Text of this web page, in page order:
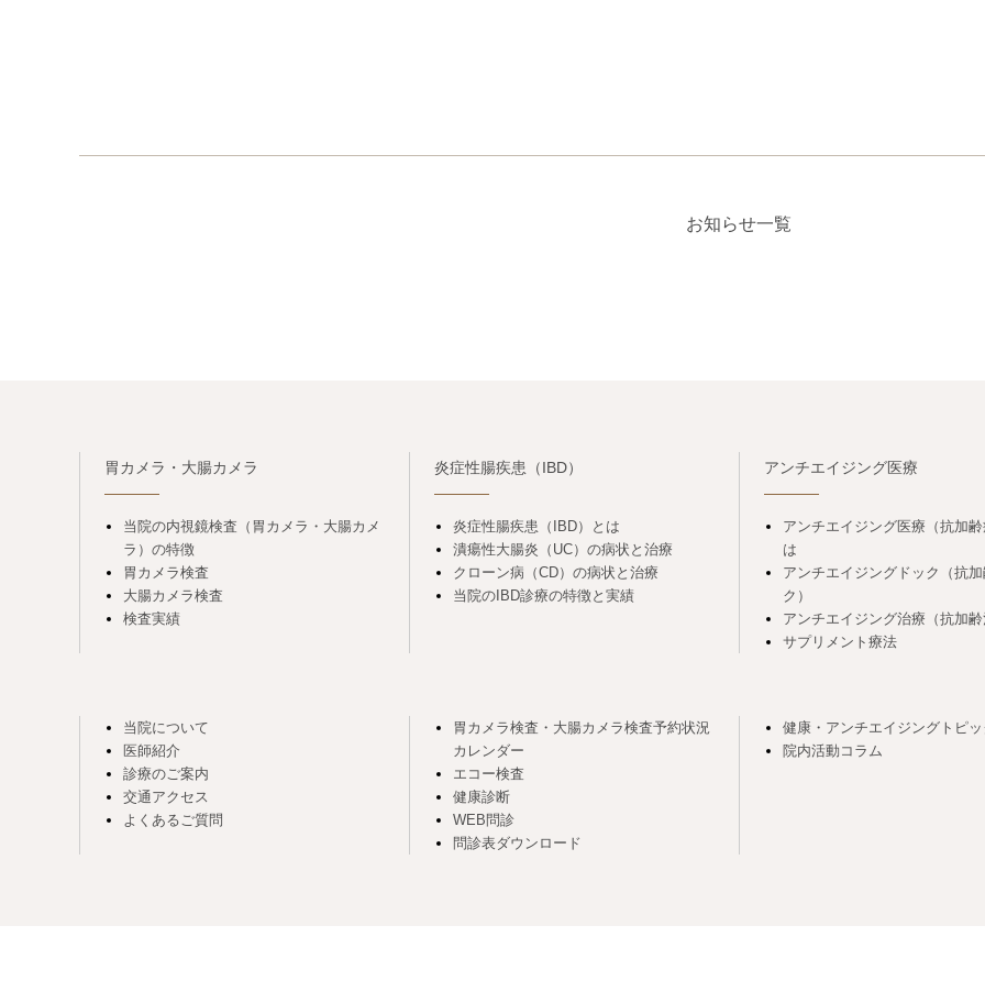
お知らせ一覧
胃カメラ・大腸カメラ
当院の内視鏡検査（胃カメラ・大腸カメ
ラ）の特徴
胃カメラ検査
大腸カメラ検査
検査実績
炎症性腸疾患（IBD）
炎症性腸疾患（IBD）とは
潰瘍性大腸炎（UC）の病状と治療
クローン病（CD）の病状と治療
当院のIBD診療の特徴と実績
アンチエイジング医療
アンチエイジング医療（抗加齢
は
アンチエイジングドック（抗加
ク）
アンチエイジング治療（抗加齢
サプリメント療法
当院について
医師紹介
診療のご案内
交通アクセス
よくあるご質問
胃カメラ検査・大腸カメラ検査予約状況
カレンダー
エコー検査
健康診断
WEB問診
問診表ダウンロード
健康・アンチエイジングトピッ
院内活動コラム